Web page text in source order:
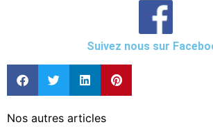
Suivez nous sur
Nos autres articles